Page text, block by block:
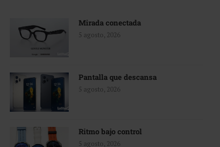
Mirada conectada
5 agosto, 2026
Pantalla que descansa
5 agosto, 2026
Ritmo bajo control
5 agosto, 2026